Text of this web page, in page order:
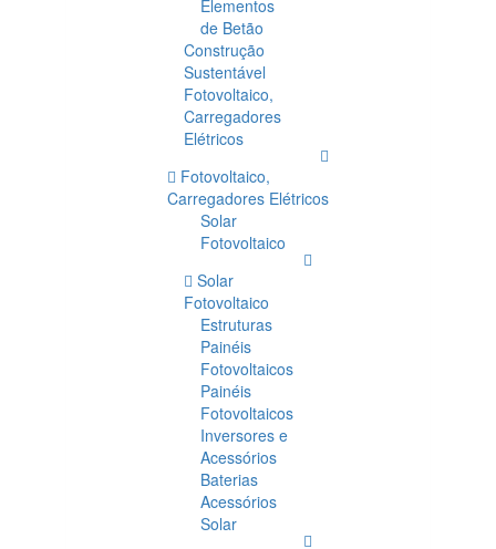
Elementos
de Betão
Construção
Sustentável
Fotovoltaico,
Carregadores
Elétricos
Fotovoltaico,
Carregadores Elétricos
Solar
Fotovoltaico
Solar
Fotovoltaico
Estruturas
Painéis
Fotovoltaicos
Painéis
Fotovoltaicos
Inversores e
Acessórios
Baterias
Acessórios
Solar